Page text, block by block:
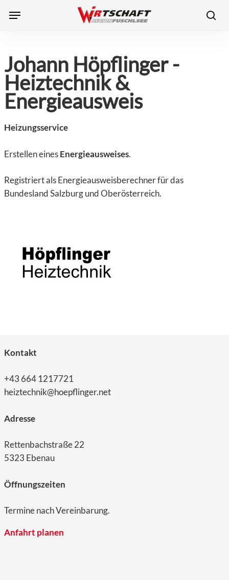
Menu
Johann Höpflinger -
Heiztechnik &
Energieausweis
Heizungsservice
Erstellen einesEnergieausweises.
Registriert als Energieausweisberechner für das
Bundesland Salzburg und Oberösterreich.
Kontakt
+43 664 1217721
heiztechnik@hoepflinger.net
Adresse
Rettenbachstraße 22
5323 Ebenau
Öffnungszeiten
Termine nach Vereinbarung.
Anfahrt planen